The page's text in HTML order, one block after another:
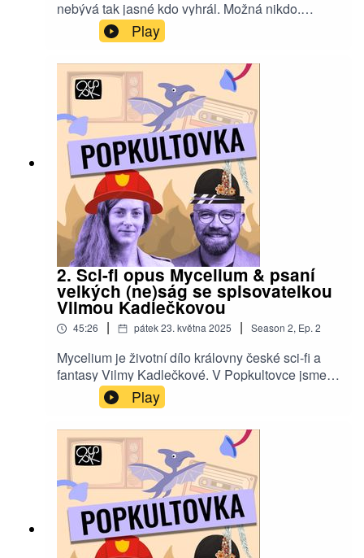
nebývá tak jasné kdo vyhrál. Možná nikdo.
Vyprávět příběhy o válečném utrpení a hrůze
můžeme mnoha formáty, ale Jakub Šindelář se
zaměřuje na to, jak se to (ne)daří soudobým
videohrám.
Play
2. Sci-fi opus Mycelium & psaní
velkých (ne)ság se spisovatelkou
Vilmou Kadlečkovou
45:26 | pátek 23. května 2025 | Season 2, Ep. 2
Mycelium je životní dílo královny české sci-fi a
fantasy Vilmy Kadlečkové. V Popkultovce jsme
probrali proč to vlastně není sága, proč jedna z
knih končí v polovině slova, jak žít s vlastními
postavami každý den a proč posedlost tvorbou
imaginárních světů nedělá dobré spisovatele a
spisovatelky.
Play